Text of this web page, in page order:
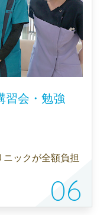
習会・勉強
ックが全額負担